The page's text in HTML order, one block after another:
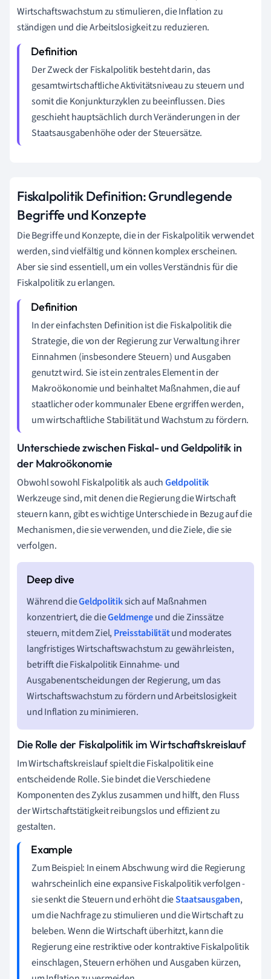
Wirtschaftswachstum zu stimulieren, die Inflation zu
ständigen und die Arbeitslosigkeit zu reduzieren.
Der Zweck der Fiskalpolitik besteht darin, das
gesamtwirtschaftliche Aktivitätsniveau zu steuern und
somit die Konjunkturzyklen zu beeinflussen. Dies
geschieht hauptsächlich durch Veränderungen in der
Staatsausgabenhöhe oder der Steuersätze.
Fiskalpolitik Definition: Grundlegende
Begriffe und Konzepte
Die Begriffe und Konzepte, die in der Fiskalpolitik verwendet
werden, sind vielfältig und können komplex erscheinen.
Aber sie sind essentiell, um ein volles Verständnis für die
Fiskalpolitik zu erlangen.
In der einfachsten Definition ist die Fiskalpolitik die
Strategie, die von der Regierung zur Verwaltung ihrer
Einnahmen (insbesondere Steuern) und Ausgaben
genutzt wird. Sie ist ein zentrales Element in der
Makroökonomie und beinhaltet Maßnahmen, die auf
staatlicher oder kommunaler Ebene ergriffen werden,
um wirtschaftliche Stabilität und Wachstum zu fördern.
Unterschiede zwischen Fiskal- und Geldpolitik in
der Makroökonomie
Obwohl sowohl Fiskalpolitik als auchGeldpolitik
Werkzeuge sind, mit denen die Regierung die Wirtschaft
steuern kann, gibt es wichtige Unterschiede in Bezug auf die
Mechanismen, die sie verwenden, und die Ziele, die sie
verfolgen.
Während dieGeldpolitiksich auf Maßnahmen
konzentriert, die dieGeldmengeund die Zinssätze
steuern, mit dem Ziel, Preisstabilitätund moderates
langfristiges Wirtschaftswachstum zu gewährleisten,
betrifft die Fiskalpolitik Einnahme- und
Ausgabenentscheidungen der Regierung, um das
Wirtschaftswachstum zu fördern und Arbeitslosigkeit
und Inflation zu minimieren.
Die Rolle der Fiskalpolitik im Wirtschaftskreislauf
Im Wirtschaftskreislauf spielt die Fiskalpolitik eine
entscheidende Rolle. Sie bindet die Verschiedene
Komponenten des Zyklus zusammen und hilft, den Fluss
der Wirtschaftstätigkeit reibungslos und effizient zu
gestalten.
Zum Beispiel: In einem Abschwung wird die Regierung
wahrscheinlich eine expansive Fiskalpolitik verfolgen -
sie senkt die Steuern und erhöht dieStaatsausgaben,
um die Nachfrage zu stimulieren und die Wirtschaft zu
beleben. Wenn die Wirtschaft überhitzt, kann die
Regierung eine restriktive oder kontraktive Fiskalpolitik
einschlagen, Steuern erhöhen und Ausgaben kürzen,